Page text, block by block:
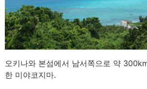
오키나와 본섬에서 남서쪽으로 약
한 미야코지마.